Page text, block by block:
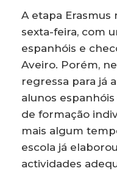
A etapa Erasmus
sexta-feira, com
espanhóis e
Aveiro. Porém,
regressa para já
alunos
de formação
mais algum
escola já
actividades